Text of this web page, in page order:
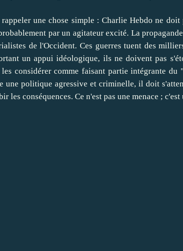
une chose simple : Charlie Hebdo ne doit
par un agitateur excité. La
de l'Occident. Ces guerres tuent des
un appui idéologique, ils ne doivent pas
considérer comme faisant partie intégrante
une politique agressive et criminelle, il doit
les conséquences. Ce n'est pas une menace ; c'est